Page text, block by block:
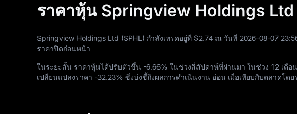
ราคาหุ้น Springview Holdings
Springview Holdings Ltd (SPHL) กำลังเทรดอยู่ที่ $2.74 ณ วันที่ 2026-08-07 23:
ราคาปิดก่อนหน้า
ในระยะสั้น ราคาหุ้นได้ปรับตัวขึ้น -6.66% ในช่วงสี่สัปดาห์ที่ผ่านมา ในช่วง 12 เดือ
เปลี่ยนแปลงราคา -32.23% ซึ่งบ่งชี้ถึงผลการดำเนินงาน อ่อน เมื่อเทียบกับตลาดโดย